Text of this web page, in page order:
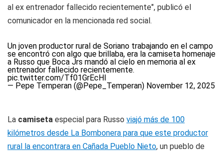
al ex entrenador fallecido recientemente", publicó el
comunicador en la mencionada red social.
Un joven productor rural de Soriano trabajando en el campo
se encontró con algo que brillaba, era la camiseta homenaje
a Russo que Boca Jrs mandó al cielo en memoria al ex
entrenador fallecido recientemente.
pic.twitter.com/Tf01GrEcHl
— Pepe Temperan (@Pepe_Temperan) November 12, 2025
La camiseta especial para Russo viajó más de 100
kilómetros desde La Bombonera para que este productor
rural la encontrara en Cañada Pueblo Nieto, un pueblo de